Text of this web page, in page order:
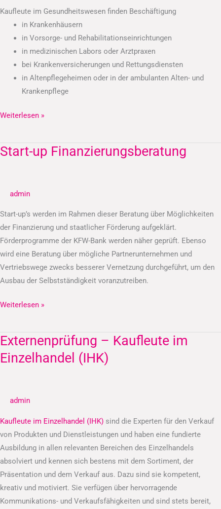
Kaufleute im Gesundheitswesen finden Beschäftigung
in Krankenhäusern
in Vorsorge- und Rehabilitationseinrichtungen
in medizinischen Labors oder Arztpraxen
bei Krankenversicherungen und Rettungsdiensten
in Altenpflegeheimen oder in der ambulanten Alten- und
Krankenpflege
Weiterlesen »
Start-up Finanzierungsberatung
admin
Start-up’s werden im Rahmen dieser Beratung über Möglichkeiten
der Finanzierung und staatlicher Förderung aufgeklärt.
Förderprogramme der KFW-Bank werden näher geprüft. Ebenso
wird eine Beratung über mögliche Partnerunternehmen und
Vertriebswege zwecks besserer Vernetzung durchgeführt, um den
Ausbau der Selbstständigkeit voranzutreiben.
Start-
Weiterlesen »
Externenprüfung – Kaufleute im
Einzelhandel (IHK)
admin
Kaufleute im Einzelhandel (IHK) sind die Experten für den Verkauf
von Produkten und Dienstleistungen und haben eine fundierte
Ausbildung in allen relevanten Bereichen des Einzelhandels
absolviert und kennen sich bestens mit dem Sortiment, der
Präsentation und dem Verkauf aus. Dazu sind sie kompetent,
kreativ und motiviert. Sie verfügen über hervorragende
Kommunikations- und Verkaufsfähigkeiten und sind stets bereit,
Externenprüfung
–
Kaufleute
(IHK)